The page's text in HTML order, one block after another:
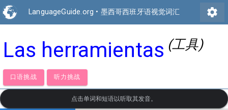
LanguageGuide.org • 墨西哥西班牙语视觉词汇 settings
Las herramientas (工具)
口语挑战 听力挑战
点击单词和短语以听取其发音。